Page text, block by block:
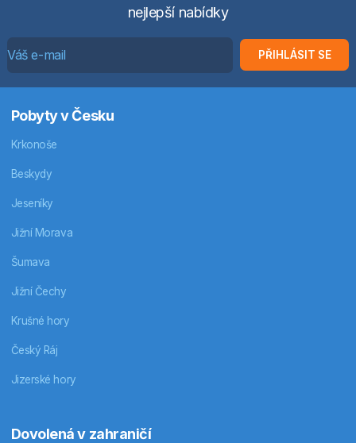
nejlepší nabídky
PŘIHLÁSIT SE
Pobyty v Česku
Krkonoše
Beskydy
Jeseníky
Jižní Morava
Šumava
Jižní Čechy
Krušné hory
Český Ráj
Jizerské hory
Dovolená v zahraničí